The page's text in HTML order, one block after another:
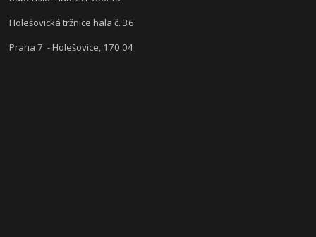
Holešovická tržnice hala č. 36
Praha 7 - Holešovice, 170 04